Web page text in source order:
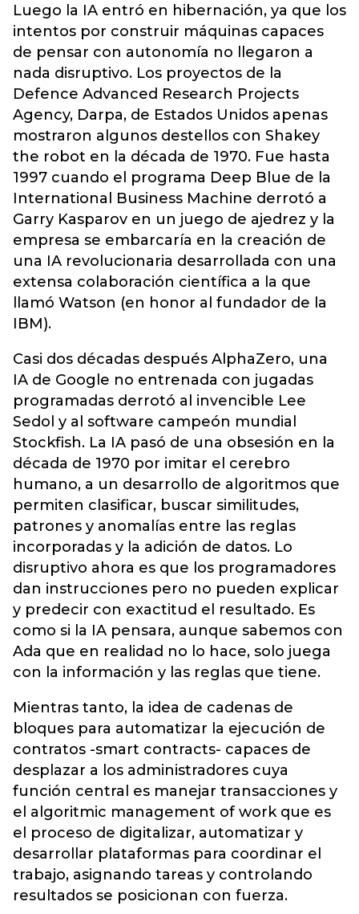
Luego la IA entró en hibernación, ya que los
intentos por construir máquinas capaces
de pensar con autonomía no llegaron a
nada disruptivo. Los proyectos de la
Defence Advanced Research Projects
Agency, Darpa, de Estados Unidos apenas
mostraron algunos destellos con Shakey
the robot en la década de 1970. Fue hasta
1997 cuando el programa Deep Blue de la
International Business Machine derrotó a
Garry Kasparov en un juego de ajedrez y la
empresa se embarcaría en la creación de
una IA revolucionaria desarrollada con una
extensa colaboración científica a la que
llamó Watson (en honor al fundador de la
IBM).
Casi dos décadas después AlphaZero, una
IA de Google no entrenada con jugadas
programadas derrotó al invencible Lee
Sedol y al software campeón mundial
Stockfish. La IA pasó de una obsesión en la
década de 1970 por imitar el cerebro
humano, a un desarrollo de algoritmos que
permiten clasificar, buscar similitudes,
patrones y anomalías entre las reglas
incorporadas y la adición de datos. Lo
disruptivo ahora es que los programadores
dan instrucciones pero no pueden explicar
y predecir con exactitud el resultado. Es
como si la IA pensara, aunque sabemos con
Ada que en realidad no lo hace, solo juega
con la información y las reglas que tiene.
Mientras tanto, la idea de cadenas de
bloques para automatizar la ejecución de
contratos -smart contracts- capaces de
desplazar a los administradores cuya
función central es manejar transacciones y
el algoritmic management of work que es
el proceso de digitalizar, automatizar y
desarrollar plataformas para coordinar el
trabajo, asignando tareas y controlando
resultados se posicionan con fuerza.